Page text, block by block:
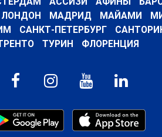
ЛОНДОН МАДРИД МАЙАМИ
САНКТ-ПЕТЕРБУРГ
ТУРИН ФЛОРЕНЦИЯ